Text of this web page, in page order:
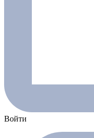
Войти